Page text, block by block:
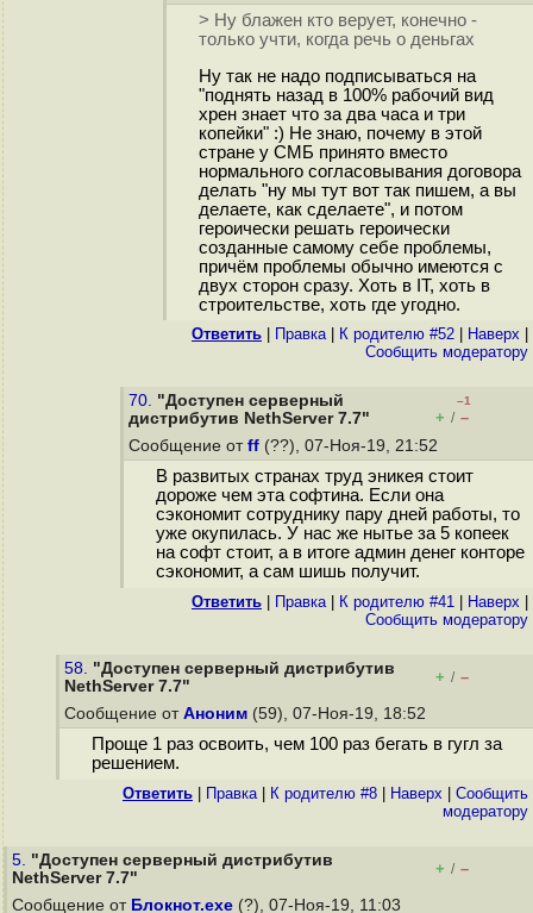
> Ну блажен кто верует, конечно -
только учти, когда речь о деньгах
Ну так не надо подписываться на
"поднять назад в 100% рабочий вид
хрен знает что за два часа и три
копейки" :) Не знаю, почему в этой
стране у СМБ принято вместо
нормального согласовывания договора
делать "ну мы тут вот так пишем, а вы
делаете, как сделаете", и потом
героически решать героически
созданные самому себе проблемы,
причём проблемы обычно имеются с
двух сторон сразу. Хоть в IT, хоть в
строительстве, хоть где угодно.
Ответить Правка| К родителю #52 Наверх
Cообщить модератору
70. "Доступен серверный
дистрибутив NethServer 7.7"
–1
+ / –
Сообщение от ff (??), 07-Ноя-19, 21:52
В развитых странах труд эникея стоит
дороже чем эта софтина. Если она
сэкономит сотруднику пару дней работы, то
уже окупилась. У нас же нытье за 5 копеек
на софт стоит, а в итоге админ денег конторе
сэкономит, а сам шишь получит.
Ответить Правка| К родителю #41 Наверх
Cообщить модератору
58. "Доступен серверный дистрибутив
NethServer 7.7"
+ / –
Сообщение от Аноним (59), 07-Ноя-19, 18:52
Проще 1 раз освоить, чем 100 раз бегать в гугл за
решением.
Ответить Правка| К родителю #8 Наверх
Cообщить
модератору
5. "Доступен серверный дистрибутив
NethServer 7.7"
+ / –
Сообщение от Блокнот.exe (?), 07-Ноя-19, 11:03